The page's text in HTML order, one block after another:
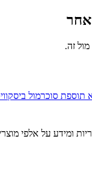
אחר
זה.
תוספת סוכרמול
ומידע על אלפי